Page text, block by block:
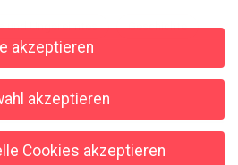
und Ungereimtes Geschichte
akzeptieren
akzeptieren
Cookies akzeptieren